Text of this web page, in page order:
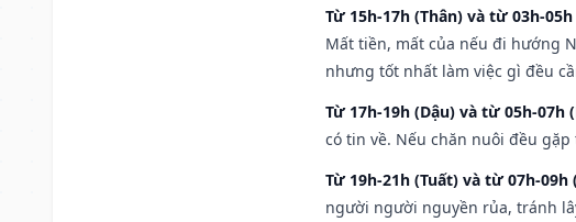
Từ 15h-17h (Thân) và từ 03h-05h
Mất tiền, mất của nếu đi hướng
nhưng tốt nhất làm việc gì đều
Từ 17h-19h (Dậu) và từ 05h-07h
có tin về. Nếu chăn nuôi đều
Từ 19h-21h (Tuất) và từ 07h-09h
người người nguyền rủa, tránh